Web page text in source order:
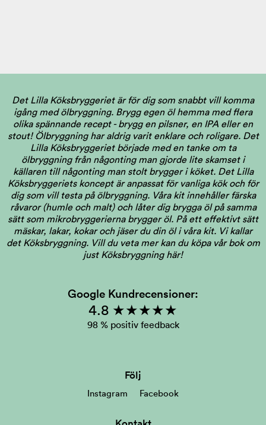
Det Lilla Köksbryggeriet är för dig som snabbt vill komma
igång med ölbryggning. Brygg egen öl hemma med flera
olika spännande recept - brygg en pilsner, en IPA eller en
stout! Ölbryggning har aldrig varit enklare och roligare. Det
Lilla Köksbryggeriet började med en tanke om ta
ölbryggning från någonting man gjorde lite skamset i
källaren till någonting man stolt brygger i köket. Det Lilla
Köksbryggeriets koncept är anpassat för vanliga kök och för
dig som vill testa på ölbryggning. Våra kit innehåller färska
råvaror (humle och malt) och låter dig brygga öl på samma
sätt som mikrobryggerierna brygger öl. På ett effektivt sätt
mäskar, lakar, kokar och jäser du din öl i våra kit. Vi kallar
det Köksbryggning. Vill du veta mer kan du köpa vår bok om
just Köksbryggning här!
Google Kundrecensioner:
4.8 ★★★★★
98 % positiv feedback
Följ
Instagram Facebook